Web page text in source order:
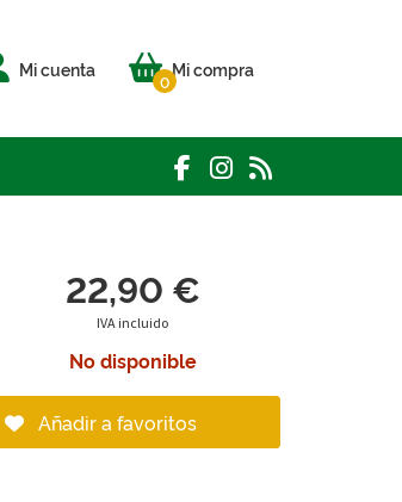
Mi cuenta Mi compra
0
22,90 €
IVA incluido
No disponible
Añadir a favoritos